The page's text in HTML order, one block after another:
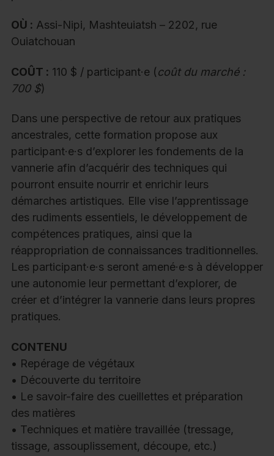
OÙ : Assi-Nipi, Mashteuiatsh – 2202, rue
Ouiatchouan
COÛT : 110 $ / participant·e (coût du marché :
700 $)
Dans une perspective de retour aux pratiques
ancestrales, cette formation propose aux
participant·e·s d’explorer les fondements de la
vannerie afin d’acquérir des techniques qui
pourront ensuite nourrir et enrichir leurs
démarches artistiques. Elle vise l’apprentissage
des rudiments essentiels, le développement de
compétences pratiques, ainsi que la
réappropriation de connaissances traditionnelles.
Les participant·e·s seront amené·e·s à développer
une autonomie leur permettant d’explorer, de
créer et d’intégrer la vannerie dans leurs propres
pratiques.
CONTENU
• Repérage de végétaux
• Découverte du territoire
• Le savoir-faire des cueillettes et préparation
des matières
• Techniques et matière travaillée (tressage,
tissage, assouplissement, découpe, etc.)